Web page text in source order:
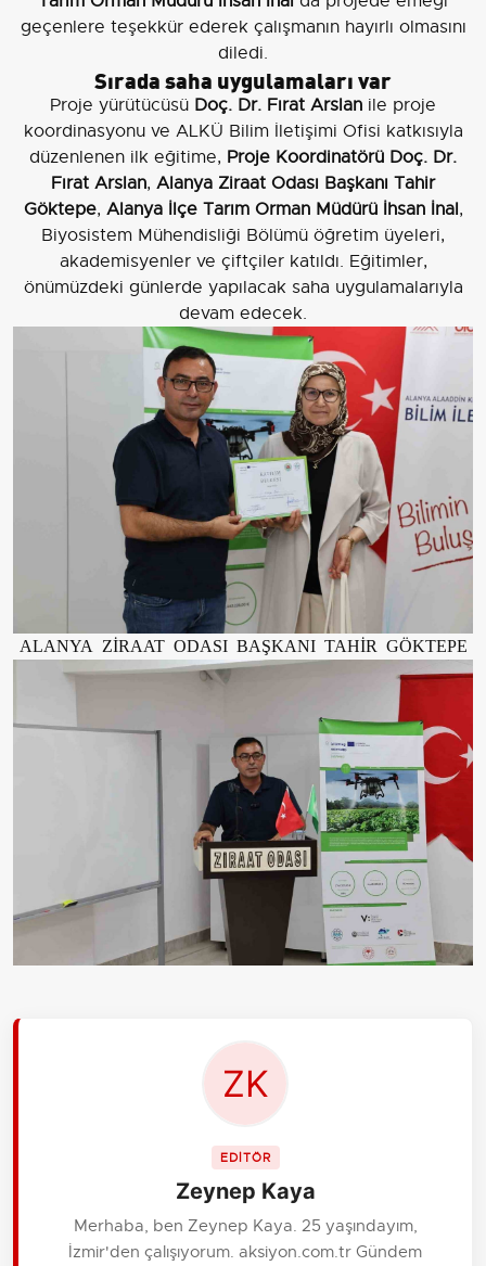
geçenlere teşekkür ederek çalışmanın hayırlı olmasını
diledi.
Sırada saha uygulamaları var
Proje yürütücüsü Doç. Dr. Fırat Arslan ile proje
koordinasyonu ve ALKÜ Bilim İletişimi Ofisi katkısıyla
düzenlenen ilk eğitime, Proje Koordinatörü Doç. Dr.
Fırat Arslan, Alanya Ziraat Odası Başkanı Tahir
Göktepe, Alanya İlçe Tarım Orman Müdürü İhsan İnal,
Biyosistem Mühendisliği Bölümü öğretim üyeleri,
akademisyenler ve çiftçiler katıldı. Eğitimler,
önümüzdeki günlerde yapılacak saha uygulamalarıyla
devam edecek.
ALANYA ZİRAAT ODASI BAŞKANI TAHİR GÖKTEPE
EDİTÖR
Zeynep Kaya
Merhaba, ben Zeynep Kaya. 25 yaşındayım,
İzmir'den çalışıyorum. aksiyon.com.tr Gündem